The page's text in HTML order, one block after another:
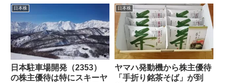
日本株
日本駐車場開発（2353）
の株主優待は特にスキーヤ
日本株
ヤマハ発動機から株主優待
「手折り銘茶そば」が到